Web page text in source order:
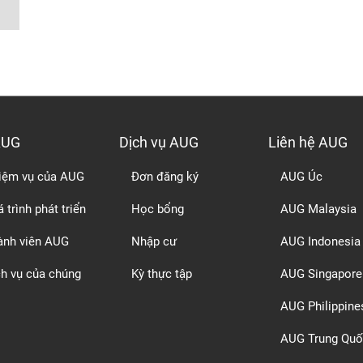
vụ của AUG
trình phát triển
viên AUG
vụ của chúng
Dịch vụ AUG
Đơn đăng ký
Học bổng
Nhập cư
Kỳ thực tập
Liên hệ AUG
AUG Úc
AUG Malaysia
AUG Indonesia
AUG Singapore
AUG
AUG Trung